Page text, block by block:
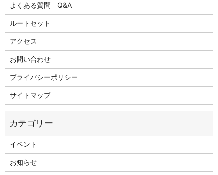
よくある質問｜Q&A
ルートセット
アクセス
お問い合わせ
プライバシーポリシー
サイトマップ
イベント
お知らせ